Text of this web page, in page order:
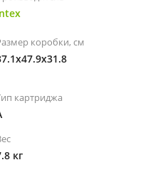
коробки, см
картриджа
кг